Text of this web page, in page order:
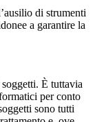
di strumenti
a garantire la
È tuttavia
per conto
sono tutti